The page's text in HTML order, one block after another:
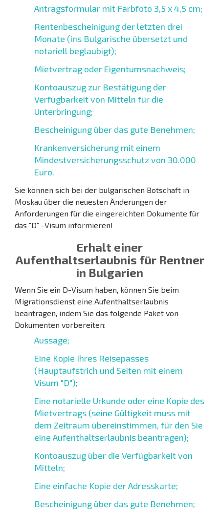
Antragsformular mit Farbfoto 3,5 x 4,5 cm;
Rentenbescheinigung der letzten drei
Monate (ins Bulgarische übersetzt und
notariell beglaubigt);
Mietvertrag oder Eigentumsnachweis;
Kontoauszug zur Bestätigung der
Verfügbarkeit von Mitteln für die
Unterbringung;
Bescheinigung über das gute Benehmen;
Krankenversicherung mit einem
Mindestversicherungsschutz von 30.000
Euro.
Sie können sich bei der bulgarischen Botschaft in
Moskau über die neuesten Änderungen der
Anforderungen für die eingereichten Dokumente für
das "D" -Visum informieren!
Erhalt einer
Aufenthaltserlaubnis für Rentner
in Bulgarien
Wenn Sie ein D-Visum haben, können Sie beim
Migrationsdienst eine Aufenthaltserlaubnis
beantragen, indem Sie das folgende Paket von
Dokumenten vorbereiten:
Aussage;
Eine Kopie Ihres Reisepasses
(Hauptaufstrich und Seiten mit einem
Visum "D");
Eine notarielle Urkunde oder eine Kopie des
Mietvertrags (seine Gültigkeit muss mit
dem Zeitraum übereinstimmen, für den Sie
eine Aufenthaltserlaubnis beantragen);
Kontoauszug über die Verfügbarkeit von
Mitteln;
Eine einfache Kopie der Adresskarte;
Bescheinigung über das gute Benehmen;